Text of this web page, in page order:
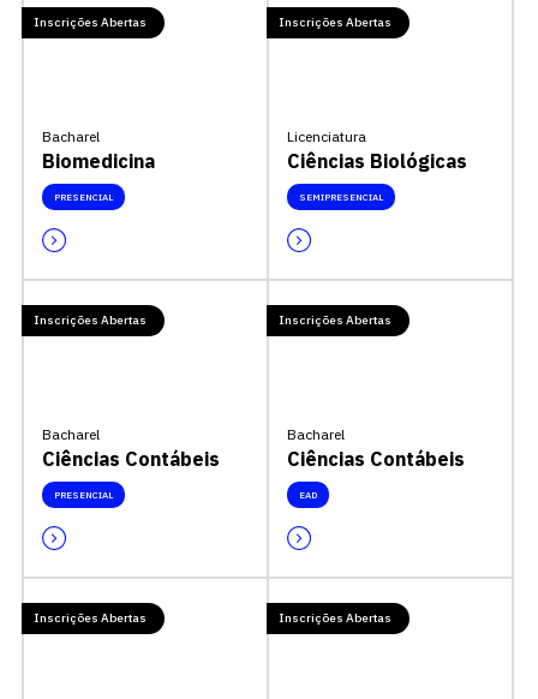
Inscrições Abertas
Bacharel
Biomedicina
PRESENCIAL
Inscrições Abertas
Licenciatura
Ciências Biológicas
SEMIPRESENCIAL
Inscrições Abertas
Bacharel
Ciências Contábeis
PRESENCIAL
Inscrições Abertas
Bacharel
Ciências Contábeis
EAD
Inscrições Abertas Inscrições Abertas